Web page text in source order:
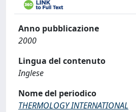
Anno pubblicazione
2000
Lingua del contenuto
Inglese
Nome del periodico
THERMOLOGY INTERNATIONAL